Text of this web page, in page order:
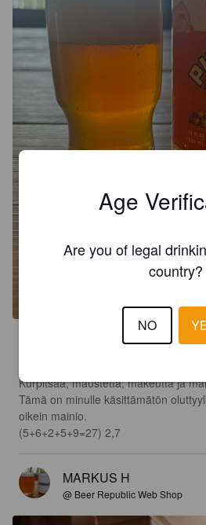
Kurpitsaa, maustetta, makeutta ja
Tämä on minulle käsittämätön
oikein mainio.
(5+6+2+5+9=27) 2,7
MARKUS H
@ Beer Republic Web Shop
Age
Are you of legal
country?
NO